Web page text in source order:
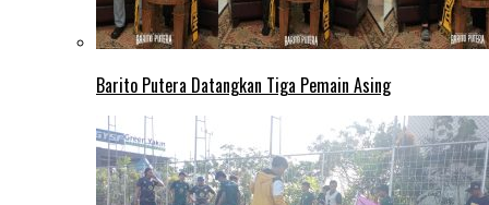
Barito Putera Datangkan Tiga Pemain Asing